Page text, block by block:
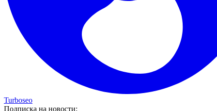
Turboseo
Подписка на новости: